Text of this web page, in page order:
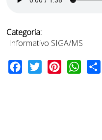
Categoria:
Informativo SIGA/MS
Facebook
Twitter Pinterest